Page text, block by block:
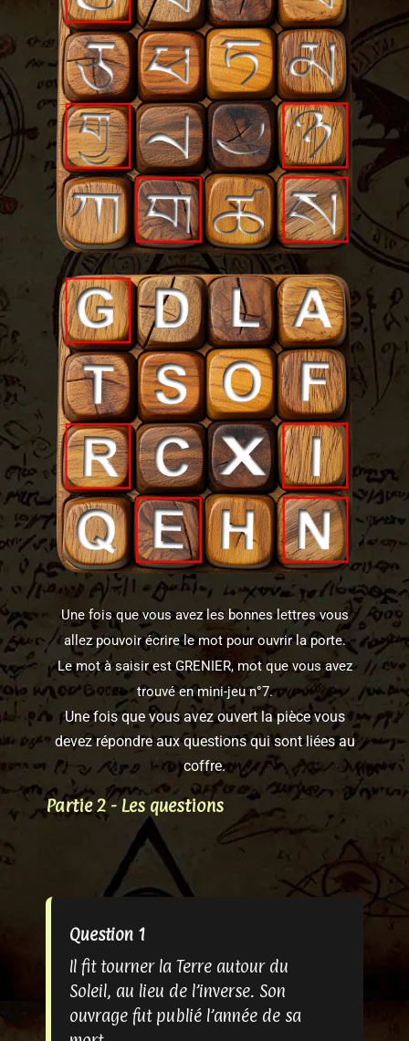
Une fois que vous avez les bonnes lettres vous
allez pouvoir écrire le mot pour ouvrir la porte.
Le mot à saisir est GRENIER, mot que vous avez
trouvé en mini-jeu n°7.
Une fois que vous avez ouvert la pièce vous
devez répondre aux questions qui sont liées au
coffre.
Partie 2 - Les questions
Question 1
Il fit tourner la Terre autour du
Soleil, au lieu de l’inverse. Son
ouvrage fut publié l’année de sa